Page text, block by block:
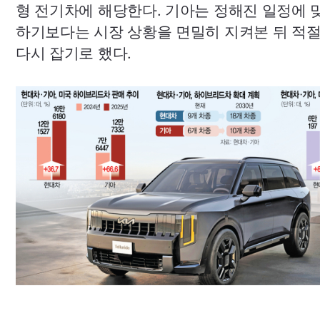
형 전기차에 해당한다. 기아는 정해진 일정에
하기보다는 시장 상황을 면밀히 지켜본 뒤 적
다시 잡기로 했다.